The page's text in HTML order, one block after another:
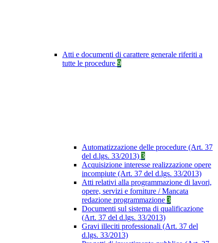
Atti e documenti di carattere generale riferiti a
tutte le procedure 9
Automatizzazione delle procedure (Art. 37
del d.lgs. 33/2013) 3
Acquisizione interesse realizzazione opere
incompiute (Art. 37 del d.lgs. 33/2013)
Atti relativi alla programmazione di lavori,
opere, servizi e forniture / Mancata
redazione programmazione 3
Documenti sul sistema di qualificazione
(Art. 37 del d.lgs. 33/2013)
Gravi illeciti professionali (Art. 37 del
d.lgs. 33/2013)